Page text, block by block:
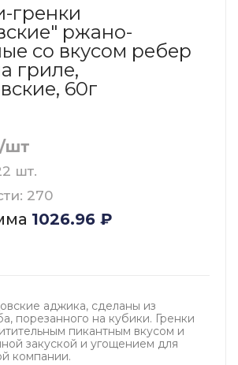
гренки
ржано-
со вкусом ребер
гриле,
60г
/шт
шт.
270
1026.96 ₽
аджика, сделаны из
порезанного на кубики. Гренки
пикантным вкусом и
закуской и угощением для
компании.